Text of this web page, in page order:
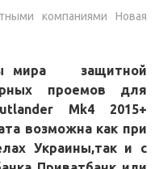
компаниями Новая
мира
защитной
проемов для
Mk4 2015+
возможна как при
Украины,так и с